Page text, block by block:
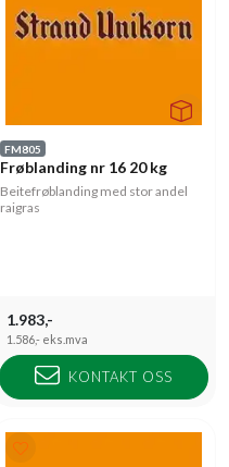
FM805
Frøblanding nr 16 20 kg
Beitefrøblanding med stor andel
raigras
1.983,-
1.586,- eks.mva
KONTAKT OSS